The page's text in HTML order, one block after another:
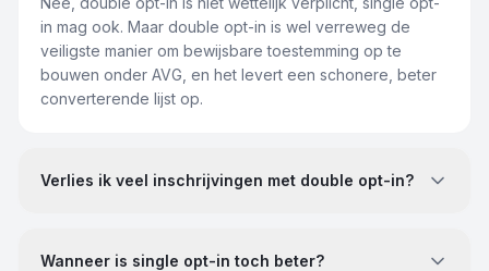
in mag ook. Maar double opt-in is wel verreweg de
veiligste manier om bewijsbare toestemming op te
bouwen onder AVG, en het levert een schonere, beter
converterende lijst op.
Verlies ik veel inschrijvingen met double opt-in?
Wanneer is single opt-in toch beter?